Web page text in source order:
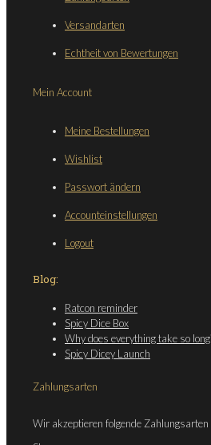
Versandarten
Echtheit von Bewertungen
Mein Account
Meine Bestellungen
Wishlist
Passwort ändern
Accounteinstellungen
Logout
Blog:
Ratcon reminder
Spicy Dice Box
Why does everything take so
Spicy Dicey Launch
Zahlungsarten
Wir akzeptieren folgende